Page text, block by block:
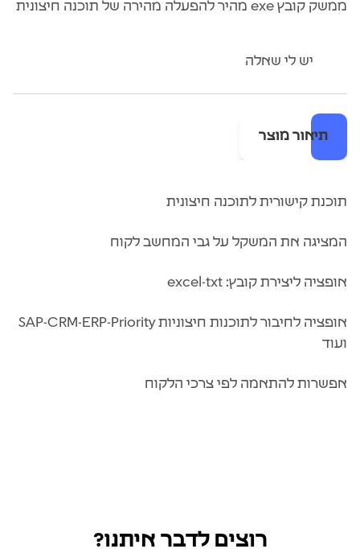
ממשק קובץ exe מהיר להפעלה מהירה של תוכנה חיצונית
יש לי שאלה
תיאור מוצר
תוכנת קישורית לתוכנה חיצונית
המציגה את המשקל על גבי המחשב לקוח
אופציה ליצירת קובץ: excel-txt
אופציה לחיבור לתוכנות חיצוניות SAP-CRM-ERP-Priority
ועוד
אפשרות להתאמה לפי צרכי הלקוח
רוצים לדבר איתנו?